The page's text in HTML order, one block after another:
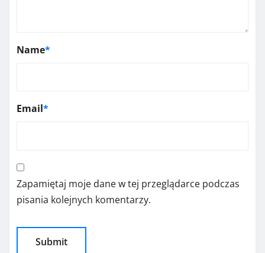
Name*
Email*
Zapamiętaj moje dane w tej przeglądarce podczas
pisania kolejnych komentarzy.